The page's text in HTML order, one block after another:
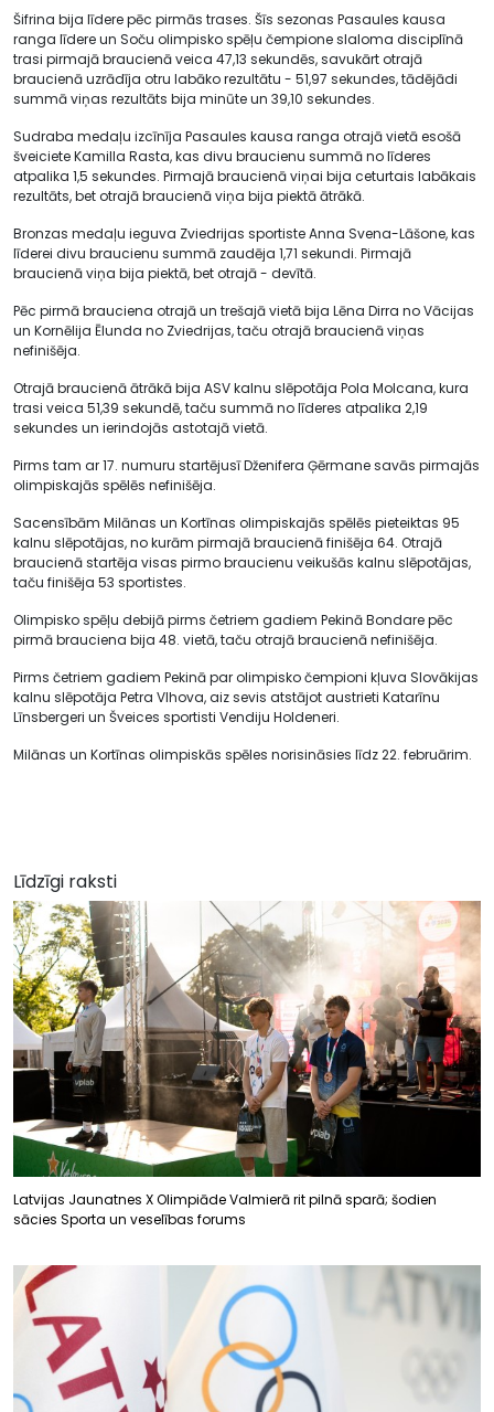
Šifrina bija līdere pēc pirmās trases. Šīs sezonas Pasaules kausa
ranga līdere un Soču olimpisko spēļu čempione slaloma disciplīnā
trasi pirmajā braucienā veica 47,13 sekundēs, savukārt otrajā
braucienā uzrādīja otru labāko rezultātu - 51,97 sekundes, tādējādi
summā viņas rezultāts bija minūte un 39,10 sekundes.
Sudraba medaļu izcīnīja Pasaules kausa ranga otrajā vietā esošā
šveiciete Kamilla Rasta, kas divu braucienu summā no līderes
atpalika 1,5 sekundes. Pirmajā braucienā viņai bija ceturtais labākais
rezultāts, bet otrajā braucienā viņa bija piektā ātrākā.
Bronzas medaļu ieguva Zviedrijas sportiste Anna Svena-Lāšone, kas
līderei divu braucienu summā zaudēja 1,71 sekundi. Pirmajā
braucienā viņa bija piektā, bet otrajā - devītā.
Pēc pirmā brauciena otrajā un trešajā vietā bija Lēna Dirra no Vācijas
un Kornēlija Ēlunda no Zviedrijas, taču otrajā braucienā viņas
nefinišēja.
Otrajā braucienā ātrākā bija ASV kalnu slēpotāja Pola Molcana, kura
trasi veica 51,39 sekundē, taču summā no līderes atpalika 2,19
sekundes un ierindojās astotajā vietā.
Pirms tam ar 17. numuru startējusī Dženifera Ģērmane savās pirmajās
olimpiskajās spēlēs nefinišēja.
Sacensībām Milānas un Kortīnas olimpiskajās spēlēs pieteiktas 95
kalnu slēpotājas, no kurām pirmajā braucienā finišēja 64. Otrajā
braucienā startēja visas pirmo braucienu veikušās kalnu slēpotājas,
taču finišēja 53 sportistes.
Olimpisko spēļu debijā pirms četriem gadiem Pekinā Bondare pēc
pirmā brauciena bija 48. vietā, taču otrajā braucienā nefinišēja.
Pirms četriem gadiem Pekinā par olimpisko čempioni kļuva Slovākijas
kalnu slēpotāja Petra Vlhova, aiz sevis atstājot austrieti Katarīnu
Līnsbergeri un Šveices sportisti Vendiju Holdeneri.
Milānas un Kortīnas olimpiskās spēles norisināsies līdz 22. februārim.
Līdzīgi raksti
Latvijas Jaunatnes X Olimpiāde Valmierā rit pilnā sparā; šodien
sācies Sporta un veselības forums